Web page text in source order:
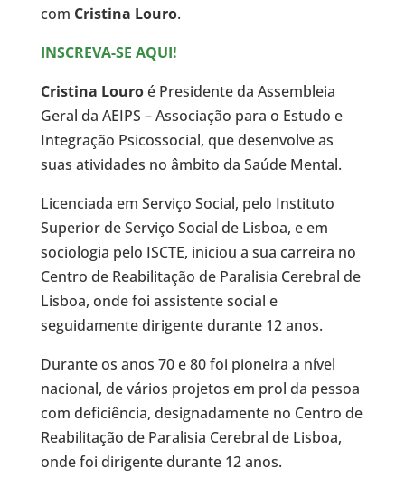
com Cristina Louro.
INSCREVA-SE AQUI!
Cristina Louroé Presidente da Assembleia
Geral da AEIPS – Associação para o Estudo e
Integração Psicossocial, que desenvolve as
suas atividades no âmbito da Saúde Mental.
Licenciada em Serviço Social, pelo Instituto
Superior de Serviço Social de Lisboa, e em
sociologia pelo ISCTE, iniciou a sua carreira no
Centro de Reabilitação de Paralisia Cerebral de
Lisboa, onde foi assistente social e
seguidamente dirigente durante 12 anos.
Durante os anos 70 e 80 foi pioneira a nível
nacional, de vários projetos em prol da pessoa
com deficiência, designadamente no Centro de
Reabilitação de Paralisia Cerebral de Lisboa,
onde foi dirigente durante 12 anos.